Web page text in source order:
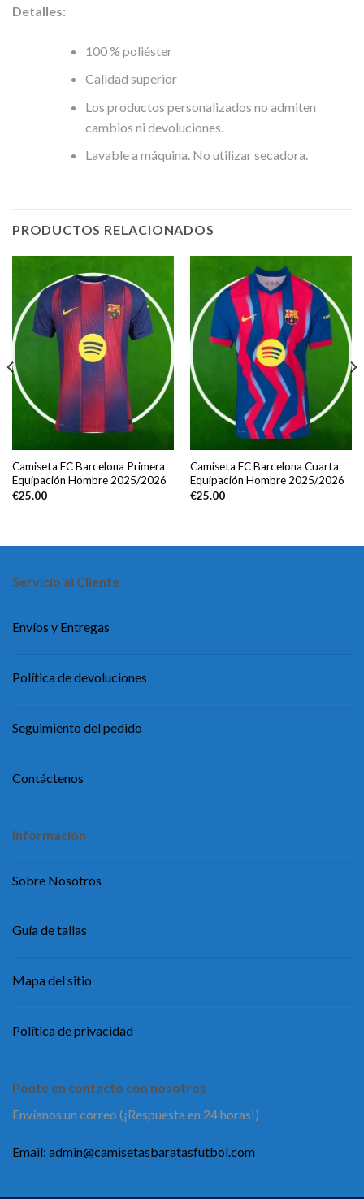
Detalles:
100 % poliéster
Calidad superior
Los productos personalizados no admiten
cambios ni devoluciones.
Lavable a máquina. No utilizar secadora.
PRODUCTOS RELACIONADOS
Camiseta FC Barcelona Primera
Equipación Hombre 2025/2026
€25.00
Camiseta FC Barcelona Cuarta
Equipación Hombre 2025/2026
€25.00
Servicio al Cliente
Envíos y Entregas
Política de devoluciones
Seguimiento del pedido
Contáctenos
Información
Sobre Nosotros
Guía de tallas
Mapa del sitio
Política de privacidad
Ponte en contacto con nosotros
Envíanos un correo (¡Respuesta en 24 horas!)
Email: admin@camisetasbaratasfutbol.com